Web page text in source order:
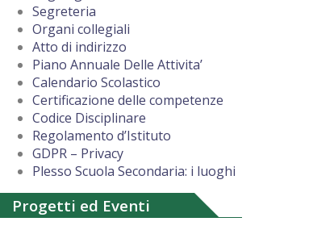
Segreteria
Organi collegiali
Atto di indirizzo
Piano Annuale Delle Attivita’
Calendario Scolastico
Certificazione delle competenze
Codice Disciplinare
Regolamento d’Istituto
GDPR – Privacy
Plesso Scuola Secondaria: i luoghi
Progetti ed Eventi